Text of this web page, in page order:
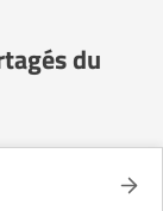
du